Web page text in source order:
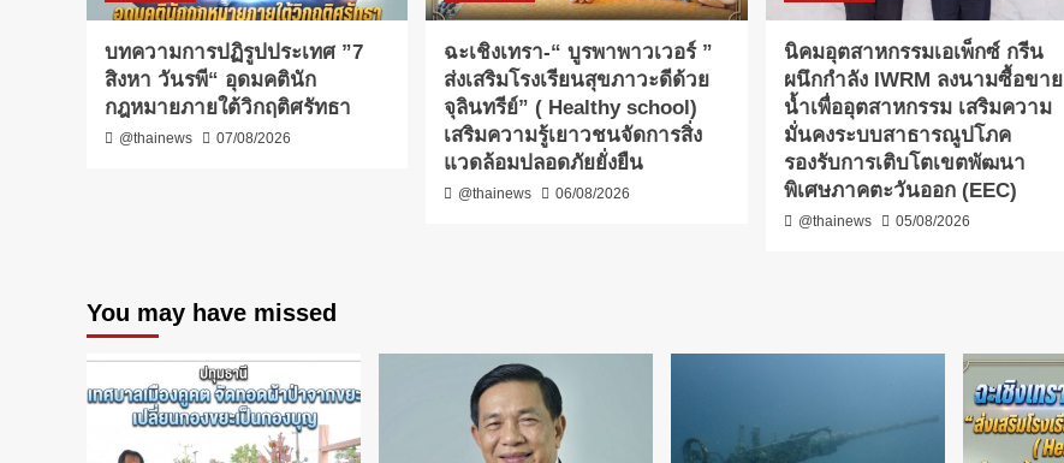
บทความการปฏิรูปประเทศ ”7
สิงหา วันรพี“ อุดมคตินัก
กฎหมายภายใต้วิกฤติศรัทธา
@thainews 07/08/2026
ฉะเชิงเทรา-​“ บูรพาพาวเวอร์ ”
ส่งเสริมโรงเรียนสุขภาวะดีด้วย
จุลินทรีย์” ( Healthy school)
เสริมความรู้เยาวชนจัดการสิ่ง
แวดล้อมปลอดภัยยั่งยืน
@thainews 06/08/2026
​นิคมอุตสาหกรรมเอเพ็กซ์ กรีน
ผนึกกำลัง IWRM ลงนามซื้อขาย
น้ำเพื่ออุตสาหกรรม เสริมความ
มั่นคงระบบสาธารณูปโภค
รองรับการเติบโตเขตพัฒนา
พิเศษภาคตะวันออก (EEC)
@thainews 05/08/2026
You may have missed